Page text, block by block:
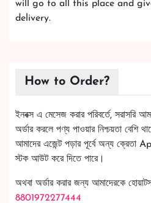
will go to all this place and
delivery.
How to Order?
ইনবক্স এ মেসেজ করার পরিবর্তে,
অর্ডার করলে পণ্য পাওয়ার নিশ্চয়তা বেশি
আমাদের এজেন্ট পড়ার পূর্বে অন্য ক্রেতা
স্টক আউট করে দিতে পারে।
অথবা অর্ডার করার জন্য আমাদেরকে
8801972277444